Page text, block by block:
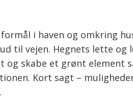
i haven og omkring
til vejen. Hegnets lette
skabe et grønt element
Kort sagt –